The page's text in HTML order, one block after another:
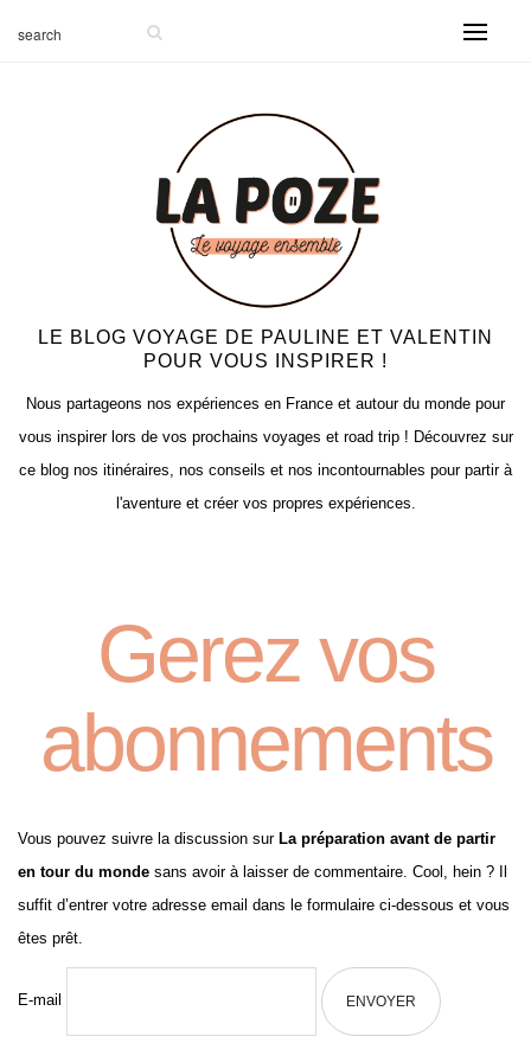
LE BLOG VOYAGE DE PAULINE ET VALENTIN
POUR VOUS INSPIRER !
Nous partageons nos expériences en France et autour du monde pour
vous inspirer lors de vos prochains voyages et road trip ! Découvrez sur
ce blog nos itinéraires, nos conseils et nos incontournables pour partir à
l'aventure et créer vos propres expériences.
Gerez vos
abonnements
Vous pouvez suivre la discussion sur La préparation avant de partir
en tour du monde sans avoir à laisser de commentaire. Cool, hein ? Il
suffit d’entrer votre adresse email dans le formulaire ci-dessous et vous
êtes prêt.
E-mail